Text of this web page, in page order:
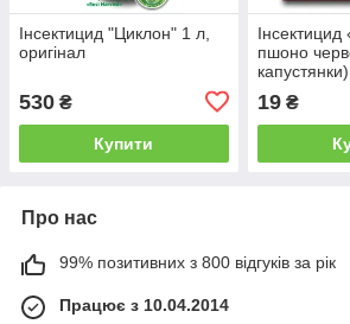
Інсектицид "Циклон" 1 л,
оригінал
530 ₴
Купити
пшоно
19₴
Про нас
99% позитивних з 800 відгуків за рік
Працює з 10.04.2014